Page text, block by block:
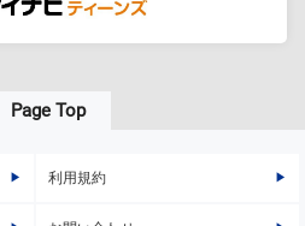
Page Top
利用規約